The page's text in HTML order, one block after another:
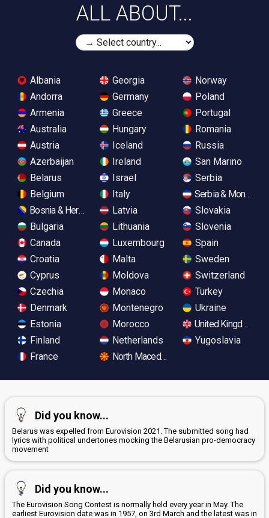
ALL ABOUT...
Albania
Andorra
Armenia
Australia
Austria
Azerbaijan
Belarus
Belgium
Bosnia & Herzegovina
Bulgaria
Canada
Croatia
Cyprus
Czechia
Denmark
Estonia
Finland
France
Georgia
Germany
Greece
Hungary
Iceland
Ireland
Israel
Italy
Latvia
Lithuania
Luxembourg
Malta
Moldova
Monaco
Montenegro
Morocco
Netherlands
North Macedonia
Norway
Poland
Portugal
Romania
Russia
San Marino
Serbia
Serbia &
Slovakia
Slovenia
Spain
Sweden
Switzerland
Turkey
Ukraine
United Kingdom
Yugoslavia
Did you know...
Belarus was expelled from Eurovision 2021. The submitted song had
lyrics with political undertones mocking the Belarusian pro-democracy
movement
Did you know...
The Eurovision Song Contest is normally held every year in May. The
earliest Eurovision date was in 1957, on 3rd March and the latest was in